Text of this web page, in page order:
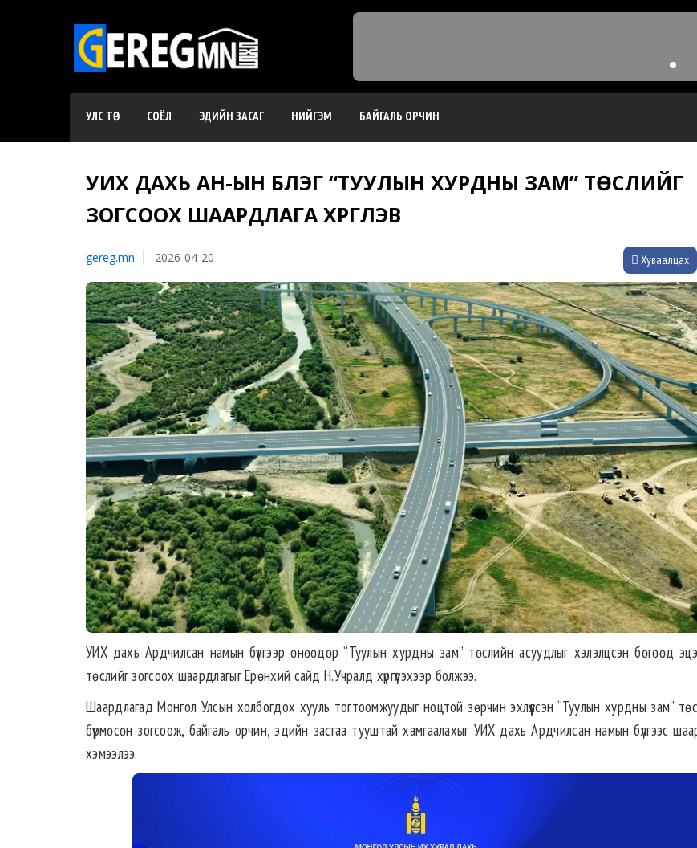
УЛС ТӨР СОЁЛ ЭДИЙН ЗАСАГ НИЙГЭМ БАЙГАЛЬ ОРЧИН
УИХ ДАХЬ АН-ЫН БҮЛЭГ “ТУУЛЫН ХУРДНЫ ЗАМ” ТӨСЛИЙГ
ЗОГСООХ ШААРДЛАГА ХҮРГҮҮЛЭВ
gereg.mn 2026-04-20 Хуваалцах
УИХ дахь Ардчилсан намын бүлгээр өнөөдөр “Туулын хурдны зам” төслийн асуудлыг хэлэлцсэн бөгөөд
төслийг зогсоох шаардлагыг Ерөнхий сайд Н.Учралд хүргүүлэхээр болжээ.
Шаардлагад Монгол Улсын холбогдох хууль тогтоомжуудыг ноцтой зөрчин эхлүүлсэн “Туулын хурдны зам”
бүрмөсөн зогсоож, байгаль орчин, эдийн засгаа тууштай хамгаалахыг УИХ дахь Ардчилсан намын бүлгээс
хэмээлээ.